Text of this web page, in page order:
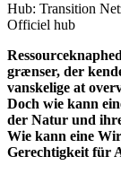
Hub: Transition
Officiel hub
grænser, der
vanskelige at
Doch wie kann
der Natur und
Wie kann eine
Gerechtigkeit für